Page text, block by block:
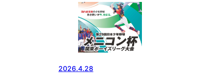
東京都東支部 中学２年生大会
2026.4.28